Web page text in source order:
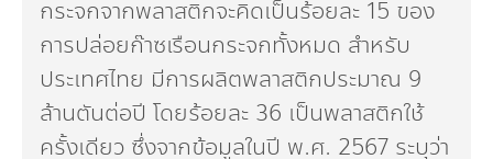
กระจกจากพลาสติกจะคิดเป็นร้อยละ 15 ของ
การปล่อยก๊าซเรือนกระจกทั้งหมด สำหรับ
ประเทศไทย มีการผลิตพลาสติกประมาณ 9
ล้านตันต่อปี โดยร้อยละ 36 เป็นพลาสติกใช้
ครั้งเดียว ซึ่งจากข้อมูลในปี พ.ศ. 2567 ระบุว่า